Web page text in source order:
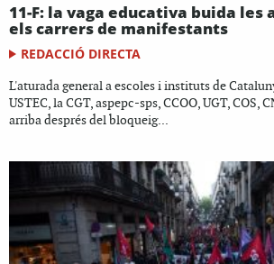
11-F: la vaga educativa buida les
els carrers de manifestants
REDACCIÓ DIRECTA
L'aturada general a escoles i instituts de
USTEC, la CGT, aspepc-sps, CCOO, UGT, COS,
arriba després del bloqueig...